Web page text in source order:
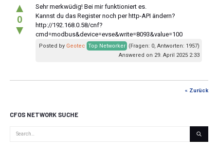
▲
0
▼
Sehr merkwüdig! Bei mir funktioniert es.
Kannst du das Register noch per http-API ändern?
http://192.168.0.58/cnf?
cmd=modbus&device=evse&write=8093&value=100
Posted by Geotec Top Networker (Fragen: 0, Antworten: 1957)
Answered on 29. April 2025 2:33
« Zurück
CFOS NETWORK SUCHE